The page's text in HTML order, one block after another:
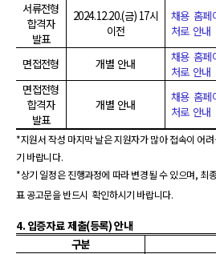
서류전형
합격자
발표
2024.12.20.(금) 17시
이전
채용 홈페
처로 안내
면접전형 개별 안내
채용 홈페
처로 안내
면접전형
합격자
발표
개별 안내
채용 홈페
처로 안내
*지원서 작성 마지막 날은 지원자가 많아 접속이 어
기 바랍니다.
*상기 일정은 진행과정에 따라 변경될 수 있으며, 최
표 공고문을 반드시 확인하시기 바랍니다.
4. 입증자료 제출(등록)안내
구분